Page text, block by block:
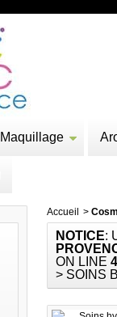
Maquillage
Accueil >
NOTICE:
ON LINE
> SOINS